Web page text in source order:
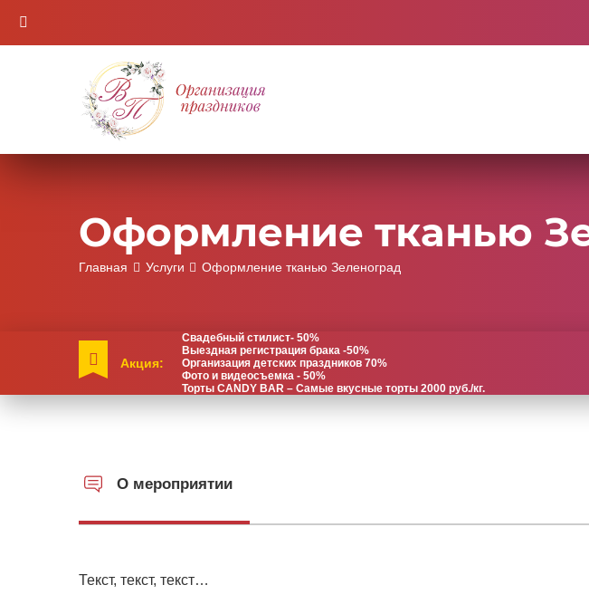
Оформление тканью
Главная Услуги Оформление тканью Зеленоград
Акция:
Свадебный стилист- 50%
Выездная регистрация брака -50%
Организация детских праздников 70%
Фото и видеосъемка - 50%
Торты CANDY BAR – Самые вкусные торты 2000 руб./кг.
О мероприятии
Текст, текст, текст…